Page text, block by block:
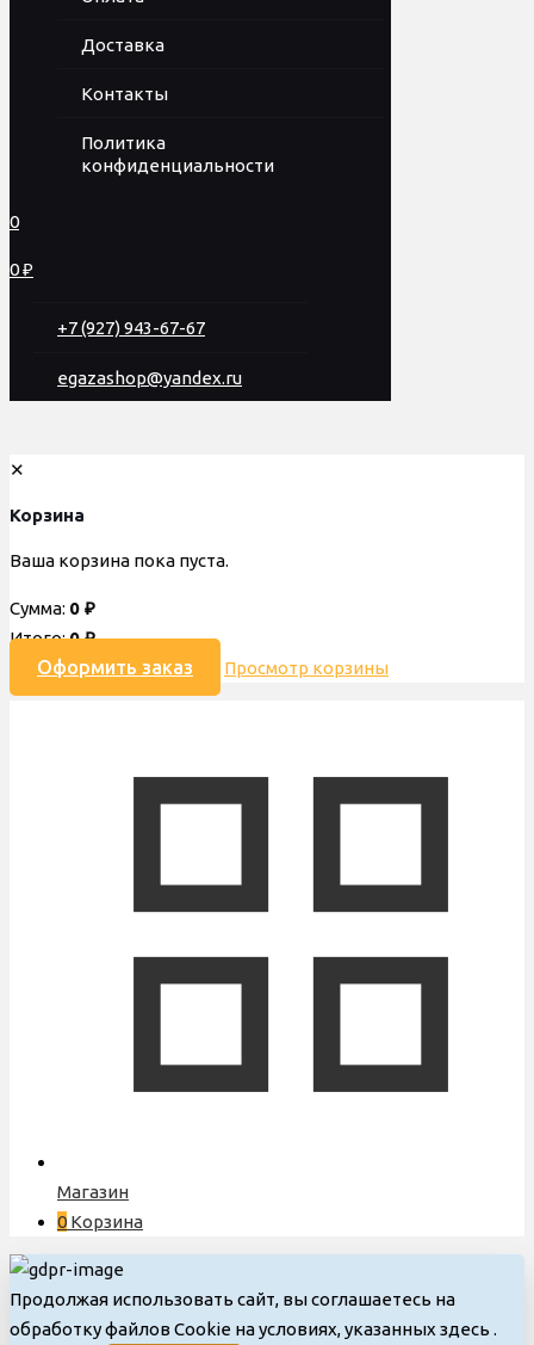
Доставка
Контакты
Политика
конфиденциальности
0
0 ₽
+7 (927) 943-67-67
egazashop@yandex.ru
✕
Корзина
Ваша корзина пока пуста.
Сумма: 0 ₽
Итого:0₽
Оформить заказ Просмотр корзины
Магазин
0 Корзина
Продолжая использовать сайт, вы соглашаетесь на
обработку файлов Cookie на условиях, указанных здесь .